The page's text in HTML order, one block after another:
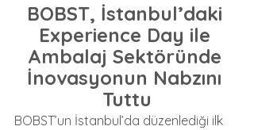
BOBST, İstanbul’daki
Experience Day ile
Ambalaj Sektöründe
İnovasyonun Nabzını
Tuttu
BOBST’un İstanbul’da düzenlediği ilk